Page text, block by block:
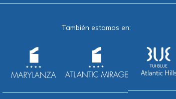
También estamos en: